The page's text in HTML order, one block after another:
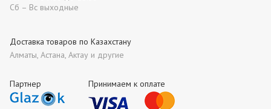
Партнер Принимаем к оплате
Доставка товаров по Казахстану
Алматы, Астана, Актау и другие
Сб – Вс выходные